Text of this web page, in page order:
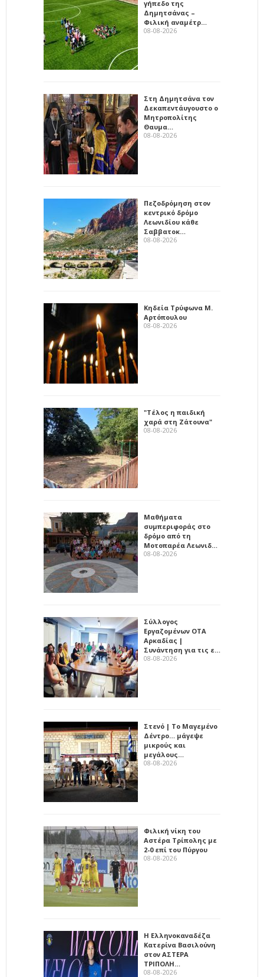
γήπεδο της
Δημητσάνας –
Φιλική αναμέτρ…
08-08-2026
Στη Δημητσάνα τον
Δεκαπεντάυγουστο ο
Μητροπολίτης
Θαυμα…
08-08-2026
Πεζοδρόμηση στον
κεντρικό δρόμο
Λεωνιδίου κάθε
Σαββατοκ…
08-08-2026
Κηδεία Τρύφωνα Μ.
Αρτόπουλου
08-08-2026
"Τέλος η παιδική
χαρά στη Ζάτουνα"
08-08-2026
Μαθήματα
συμπεριφοράς στο
δρόμο από τη
Μοτοπαρέα Λεωνιδ…
08-08-2026
Σύλλογος
Εργαζομένων ΟΤΑ
Αρκαδίας |
Συνάντηση για τις ε…
08-08-2026
Στενό | Το Μαγεμένο
Δέντρο… μάγεψε
μικρούς και
μεγάλους…
08-08-2026
Φιλική νίκη του
Αστέρα Τρίπολης με
2-0 επί του Πύργου
08-08-2026
Η Ελληνοκαναδέζα
Κατερίνα Βασιλούνη
στον ΑΣΤΕΡΑ
ΤΡΙΠΟΛΗ…
08-08-2026